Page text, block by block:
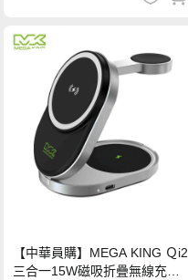
【中華員購】MEGA KING Ｑi2
三合一15W磁吸折疊無線充電